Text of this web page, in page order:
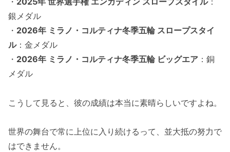
銀メダル
・ 2026年 ミラノ・コルティナ冬季五輪 スロープスタイ
ル：金メダル
・ 2026年 ミラノ・コルティナ冬季五輪 ビッグエア ：銅
メダル
こうして見ると、彼の成績は本当に素晴らしいですよね。
世界の舞台で常に上位に入り続けるって、並大抵の努力で
はできません。